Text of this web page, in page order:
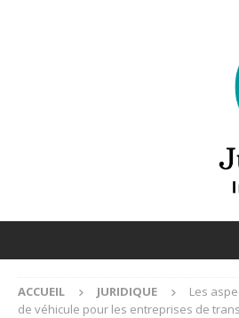
ACCUEIL JURIDIQUE
Les
de véhicule pour les entreprises de